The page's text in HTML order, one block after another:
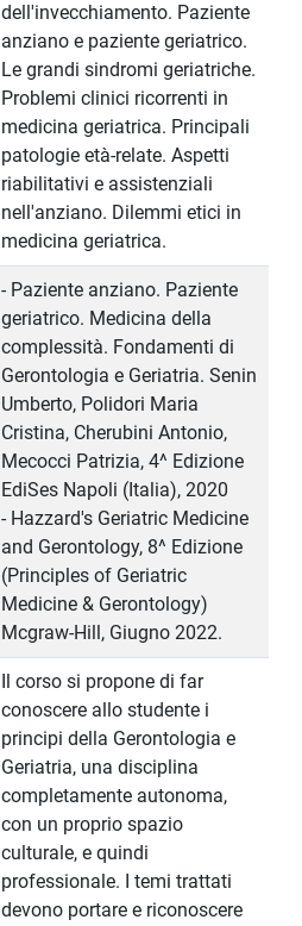
dell'invecchiamento. Paziente
anziano e paziente geriatrico.
Le grandi sindromi geriatriche.
Problemi clinici ricorrenti in
medicina geriatrica. Principali
patologie età-relate. Aspetti
riabilitativi e assistenziali
nell'anziano. Dilemmi etici in
medicina geriatrica.
- Paziente anziano. Paziente
geriatrico. Medicina della
complessità. Fondamenti di
Gerontologia e Geriatria. Senin
Umberto, Polidori Maria
Cristina, Cherubini Antonio,
Mecocci Patrizia, 4^ Edizione
EdiSes Napoli (Italia), 2020
- Hazzard's Geriatric Medicine
and Gerontology, 8^ Edizione
(Principles of Geriatric
Medicine & Gerontology)
Mcgraw-Hill, Giugno 2022.
Il corso si propone di far
conoscere allo studente i
principi della Gerontologia e
Geriatria, una disciplina
completamente autonoma,
con un proprio spazio
culturale, e quindi
professionale. I temi trattati
devono portare e riconoscere